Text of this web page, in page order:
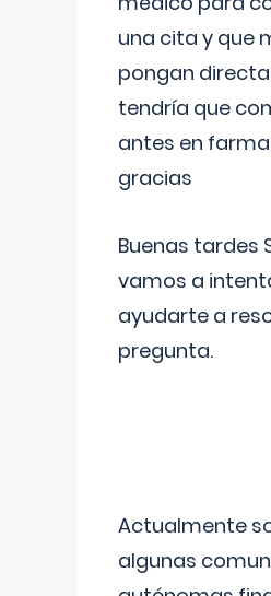
una cita y que
pongan
tendría que
antes en
gracias
Buenas tardes
vamos a
ayudarte a
pregunta.
Actualmente
algunas